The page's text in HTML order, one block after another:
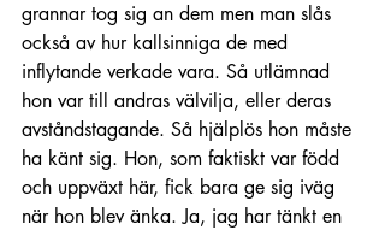
grannar tog sig an dem men man slås
också av hur kallsinniga de med
inflytande verkade vara. Så utlämnad
hon var till andras välvilja, eller deras
avståndstagande. Så hjälplös hon måste
ha känt sig. Hon, som faktiskt var född
och uppväxt här, fick bara ge sig iväg
när hon blev änka. Ja, jag har tänkt en